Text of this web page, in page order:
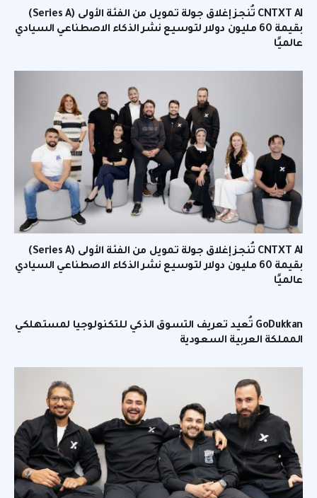
CNTXT AI تُنجز إغلاق جولة تمويل من الفئة الأولى (Series A)
بقيمة 60 مليون دولار لتوسيع نشر الذكاء الاصطناعي السيادي
عالميًا
CNTXT AI تُنجز إغلاق جولة تمويل من الفئة الأولى (Series A)
بقيمة 60 مليون دولار لتوسيع نشر الذكاء الاصطناعي السيادي
عالميًا
GoDukkan تُعيد تعريف التسوق الذكي للتكنولوجيا لمستهلكي
المملكة العربية السعودية